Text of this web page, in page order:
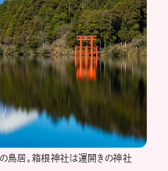
鳥居。箱根神社は運開きの神社